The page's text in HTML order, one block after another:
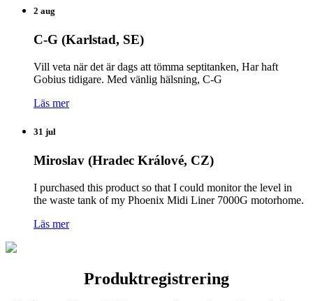
2 aug
C-G (Karlstad, SE)
Vill veta när det är dags att tömma septitanken, Har haft
Gobius tidigare. Med vänlig hälsning, C-G
Läs mer
31 jul
Miroslav (Hradec Králové, CZ)
I purchased this product so that I could monitor the level in
the waste tank of my Phoenix Midi Liner 7000G motorhome.
Läs mer
Produktregistrering